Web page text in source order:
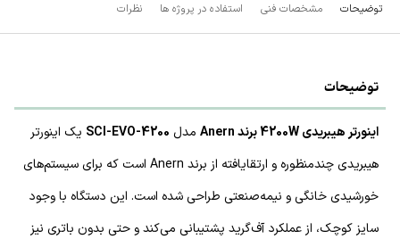
توضیحات مشخصات فنی استفاده در پروژه ها نظرات
توضیحات
اینورتر هیبریدی 4200W برند Anern مدل SCI-EVO-4200 یک اینورتر
هیبریدی چندمنظوره و ارتقایافته از برند Anern است که برای سیستم‌های
خورشیدی خانگی و نیمه‌صنعتی طراحی شده است. این دستگاه با وجود
سایز کوچک، از عملکرد آف‌گرید پشتیبانی می‌کند و حتی بدون باتری نیز